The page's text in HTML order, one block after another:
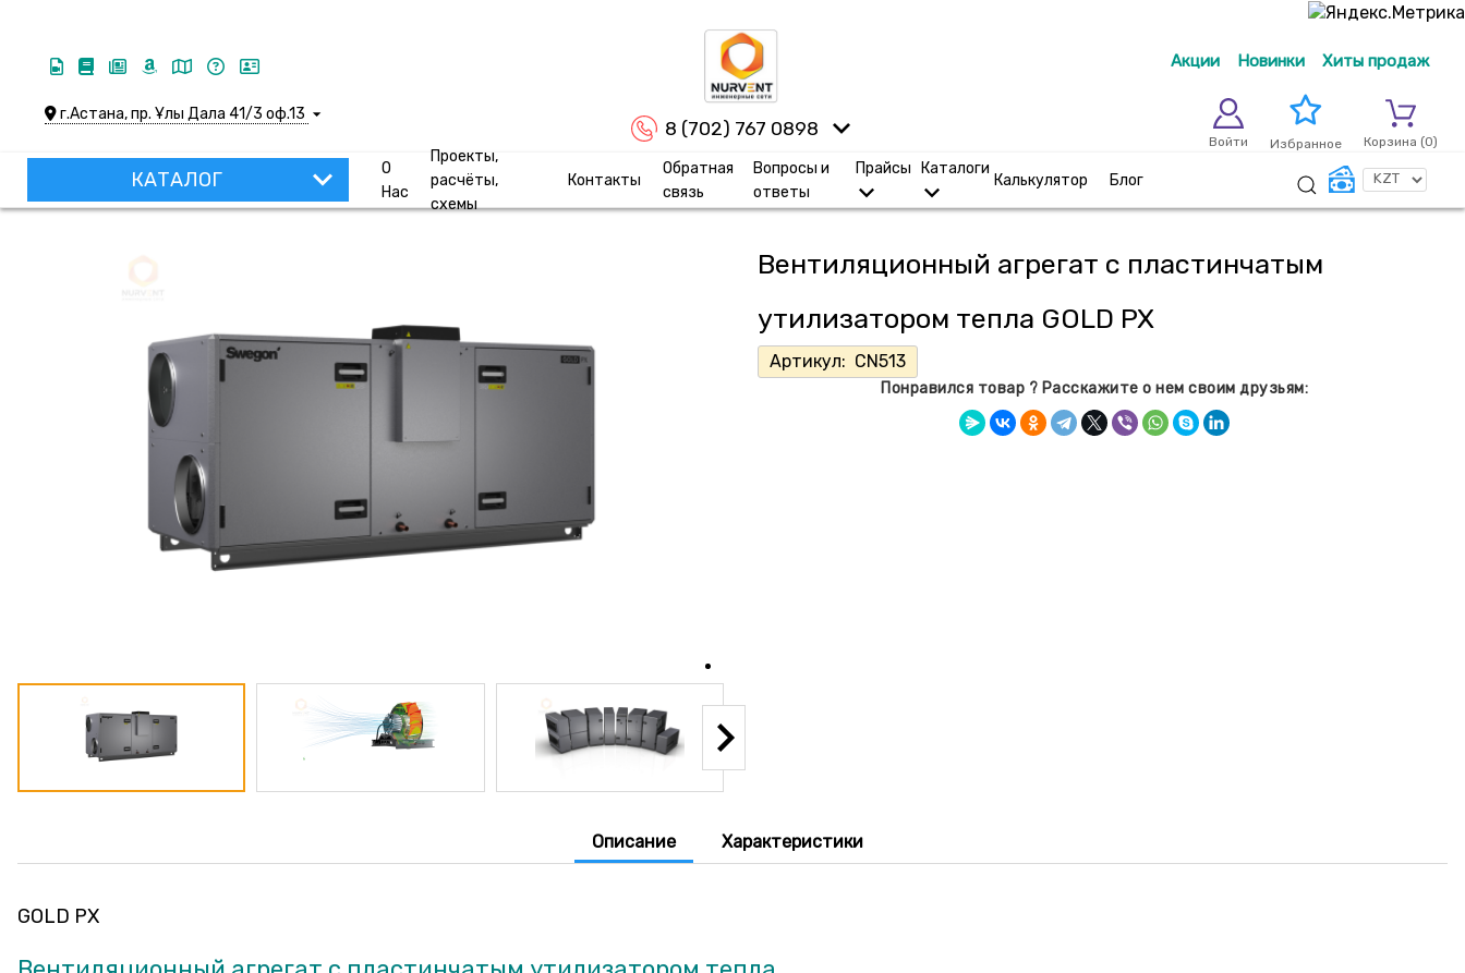
г.Астана, пр. Ұлы Дала 41/3 оф.13
8 (702) 767 0898
Акции Новинки Хиты продаж
Войти Избранное Корзина (0)
КАТАЛОГ
О
Нас
Проекты,
расчёты,
схемы
Контакты
Обратная
связь
Вопросы и
ответы
Прайсы Каталоги
Калькулятор Блог
Вентиляционный агрегат с пластинчатым
утилизатором тепла GOLD PX
Артикул: CN513
Понравился товар ? Расскажите о нем своим друзьям:
Описание Характеристики
GOLD PX